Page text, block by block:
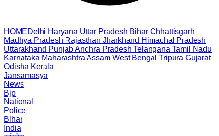
HOMEDelhi Haryana Uttar Pradesh Bihar Chhattisgarh
Madhya Pradesh Rajasthan Jharkhand Himachal Pradesh
Uttarakhand PunjabAndhra Pradesh Telangana Tamil Nadu
Karnataka Maharashtra Assam West Bengal Tripura Gujarat
Odisha Kerala
Jansamasya
News
Bjp
National
Police
Bihar
India